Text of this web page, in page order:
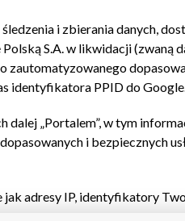
Biuro reklamy
i zbierania danych,
S.A. w likwidacji (zwaną
zautomatyzowanego
identyfikatora PPID do
dalej „Portalem”, w tym
i bezpiecznych
jak adresy IP, identyfikatory